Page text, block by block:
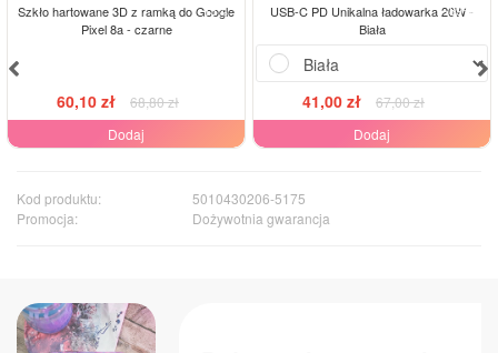
-13%
Szkło hartowane 3D z ramką do Google
Pixel 8a - czarne
60,10 zł
68,80 zł
Dodaj
-39%
USB-C PD Unikalna ładowarka 20W -
Biała
41,00 zł
67,00 zł
Dodaj
Kod produktu:
5010430206-5175
Promocja:
Dożywotnia gwarancja